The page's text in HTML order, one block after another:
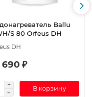
Ballu
S 80 Orfeus DH
DH
690 ₽
В корзину